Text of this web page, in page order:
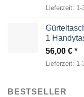
Lieferzeit: 1-
1
56,00 €
Lieferzeit: 1-
BESTSELLER